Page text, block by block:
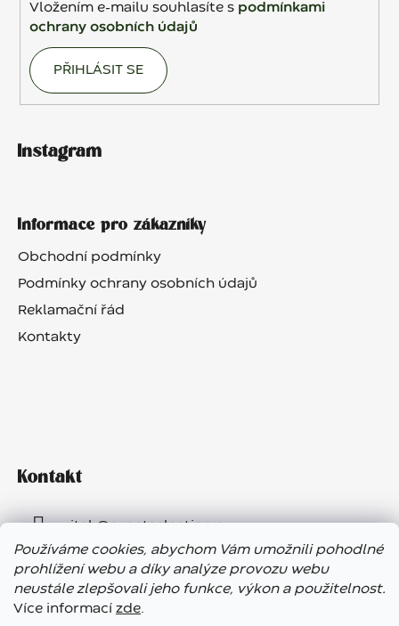
Používáme cookies, abychom Vám umožnili pohodlné
prohlížení webu a díky analýze provozu webu
neustále zlepšovali jeho funkce, výkon a použitelnost.
Více informací zde.
Vložením e-mailu souhlasíte s podmínkami
ochrany osobních údajů
PŘIHLÁSIT SE
Instagram
Informace pro zákazníky
Obchodní podmínky
Podmínky ochrany osobních údajů
Reklamační řád
Kontakty
Kontakt
vitek@eventselection.cz
+420 602 410 657